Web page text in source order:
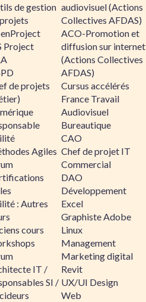
de gestion
Project
de projets
Agiles
: Autres
cours
IT /
SI /
audiovisuel (Actions
Collectives AFDAS)
ACO-Promotion et
diffusion sur internet
(Actions Collectives
AFDAS)
Cursus accélérés
France Travail
Audiovisuel
Bureautique
CAO
Chef de projet IT
Commercial
DAO
Développement
Excel
Graphiste Adobe
Linux
Management
Marketing digital
Revit
UX/UI Design
Web